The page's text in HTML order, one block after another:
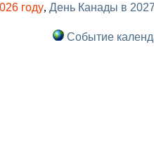
году, День Канады в
Событие